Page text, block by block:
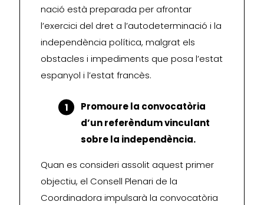
nació està preparada per afrontar
l’exercici del dret a l’autodeterminació i la
independència política, malgrat els
obstacles i impediments que posa l’estat
espanyol i l’estat francès.
Promoure la convocatòria
d’un referèndum vinculant
sobre la independència.
Quan es consideri assolit aquest primer
objectiu, el Consell Plenari de la
Coordinadora impulsarà la convocatòria